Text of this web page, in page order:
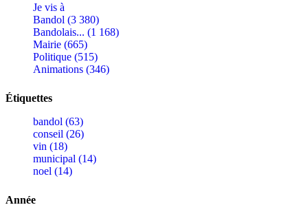
Je vis à
Bandol (3 380)
Bandolais... (1 168)
Mairie (665)
Politique (515)
Animations (346)
Étiquettes
bandol (63)
conseil (26)
vin (18)
municipal (14)
noel (14)
Année